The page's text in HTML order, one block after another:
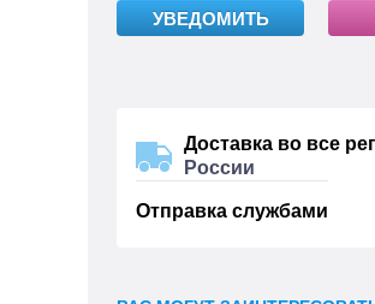
УВЕДОМИТЬ
Доставка во все
России
Отправка службами